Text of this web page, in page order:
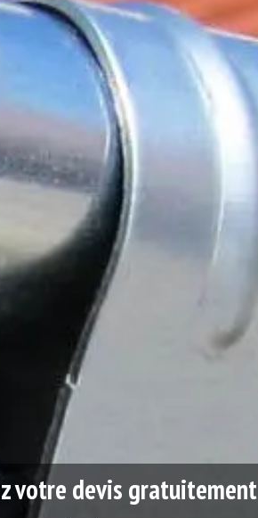
votre devis gratuitement